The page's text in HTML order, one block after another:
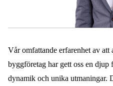
Vår omfattande erfarenhet av att
byggföretag har gett oss en djup
dynamik och unika utmaningar.